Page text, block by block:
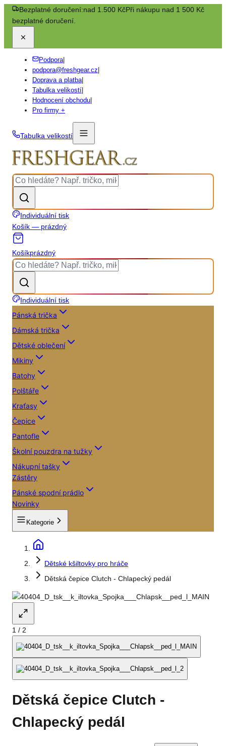
Bezplatné doručení:nad 1.500 KčPři nákupu nad 1 500 Kč
bezplatné doručení.
Podpora|
podpora@freshgear.cz
Doprava a platba|
Tabulka velikostí
Hodnocení obchodu
Pro firmy +
Tabulka velikostí
Individuální tisk
Košík — prázdný
Košíkprázdný
Individuální tisk
Pánská trička
Dámská trička
Dětské oblečení
Mikiny
Batohy
Polštáře
Kraťasy
Čepice
Pantofle
Školní pouzdra na tužky
Nákupní tašky
Zástěry
Pánské spodní prádlo
Novinky
Kategorie
Dětské kšiltovky pro hráče
Dětská čepice Clutch - Chlapecký pedál
1 / 2
Dětská čepice Clutch -
Chlapecký pedál